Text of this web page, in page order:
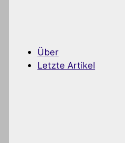
Über
Letzte Artikel